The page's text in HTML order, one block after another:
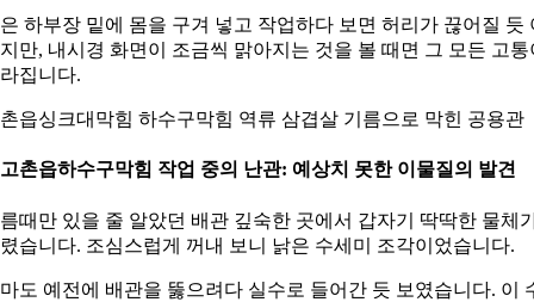
하부장 밑에 몸을 구겨 넣고 작업하다 보면 허리가 끊어질 듯
만, 내시경 화면이 조금씩 맑아지는 것을 볼 때면 그 모든 고통
집니다.
읍싱크대막힘 하수구막힘 역류 삼겹살 기름으로 막힌 공용관
촌읍하수구막힘 작업 중의 난관: 예상치 못한 이물질의 발견
때만 있을 줄 알았던 배관 깊숙한 곳에서 갑자기 딱딱한 물체
습니다. 조심스럽게 꺼내 보니 낡은 수세미 조각이었습니다.
도 예전에 배관을 뚫으려다 실수로 들어간 듯 보였습니다. 이